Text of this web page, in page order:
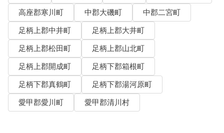
高座郡寒川町
中郡大磯町
中郡二宮町
足柄上郡中井町
足柄上郡大井町
足柄上郡松田町
足柄上郡山北町
足柄上郡開成町
足柄下郡箱根町
足柄下郡真鶴町
足柄下郡湯河原町
愛甲郡愛川町
愛甲郡清川村